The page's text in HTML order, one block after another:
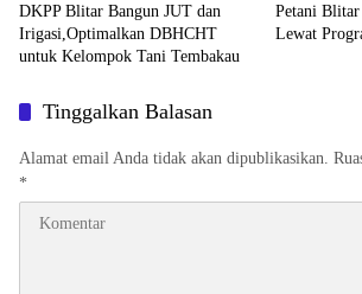
DKPP Blitar Bangun JUT dan
Irigasi,Optimalkan DBHCHT
untuk Kelompok Tani Tembakau
Petani
Lewat
Tinggalkan Balasan
Alamat email Anda tidak akan dipublikasikan.
*